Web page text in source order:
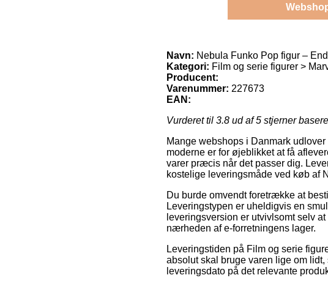
Navn: Nebula Funko Pop figur –
Kategori: Film og serie figurer >
Producent:
Varenummer: 227673
EAN:
Vurderet til 3.8 ud af 5 stjerner
Mange webshops i Danmark
moderne er for øjeblikket at få
varer præcis når det passer dig.
kostelige leveringsmåde ved køb af
Du burde omvendt foretrække at
Leveringstypen er uheldigvis en
leveringsversion er utvivlsomt selv
nærheden af e-forretningens lager.
Leveringstiden på Film og serie
absolut skal bruge varen lige om
leveringsdato på det relevante